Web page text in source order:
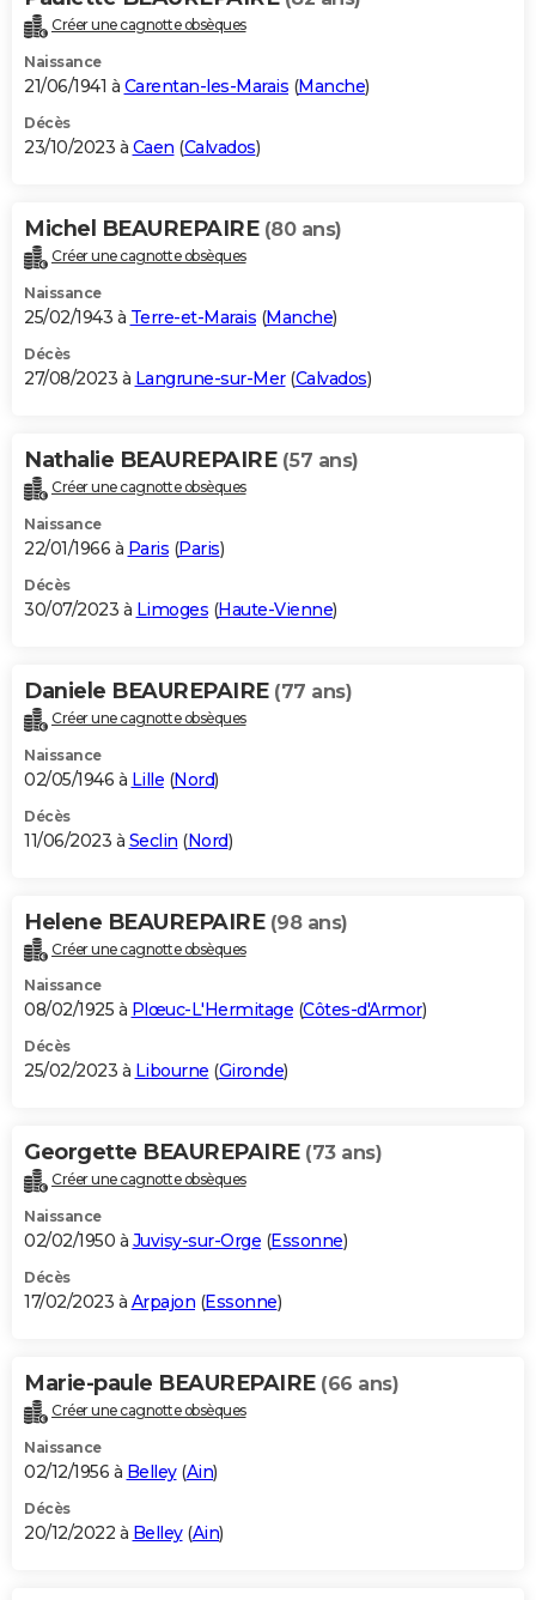
Créer une cagnotte obsèques
Naissance
21/06/1941 à Carentan-les-Marais (Manche)
Décès
23/10/2023 à Caen (Calvados)
Michel BEAUREPAIRE (80 ans)
Créer une cagnotte obsèques
Naissance
25/02/1943 à Terre-et-Marais (Manche)
Décès
27/08/2023 à Langrune-sur-Mer(Calvados)
Nathalie BEAUREPAIRE (57 ans)
Créer une cagnotte obsèques
Naissance
22/01/1966 à Paris (Paris)
Décès
30/07/2023 à Limoges (Haute-Vienne)
Daniele BEAUREPAIRE (77 ans)
Créer une cagnotte obsèques
Naissance
02/05/1946 à Lille (Nord)
Décès
11/06/2023 à Seclin (Nord)
Helene BEAUREPAIRE (98 ans)
Créer une cagnotte obsèques
Naissance
08/02/1925 à Plœuc-L'Hermitage (Côtes-d'Armor)
Décès
25/02/2023 à Libourne (Gironde)
Georgette BEAUREPAIRE (73 ans)
Créer une cagnotte obsèques
Naissance
02/02/1950 à Juvisy-sur-Orge (Essonne)
Décès
17/02/2023 à Arpajon (Essonne)
Marie-paule BEAUREPAIRE (66 ans)
Créer une cagnotte obsèques
Naissance
02/12/1956 à Belley(Ain)
Décès
20/12/2022 à Belley(Ain)